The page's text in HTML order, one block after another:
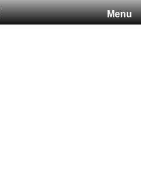
Menu